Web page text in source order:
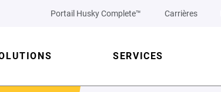
Portail Husky Complete™ Carrières
SERVICES